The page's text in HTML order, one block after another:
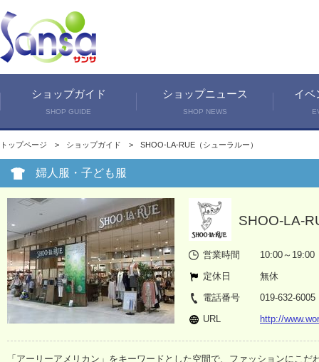
ショップガイド
SHOP GUIDE
ショップニュース
SHOP NEWS
イベ
トップページ ショップガイド SHOO-LA-RUE（シューラルー）
婦人服・子ども服
SHOO-LA-
営業時間
10:00～19:00
定休日
無休
電話番号
019-632-6005
URL
http://
「アーリーアメリカン」をキーワードとした空間で、ファッションにこ